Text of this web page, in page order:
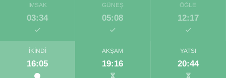
İMSAK
03:34
GÜNEŞ
05:08
ÖĞLE
12:17
İKINDI
16:05
AKŞAM
19:16
YATSI
20:44